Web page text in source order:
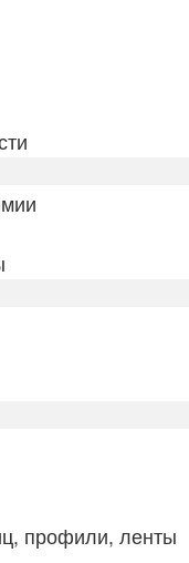
профили, ленты